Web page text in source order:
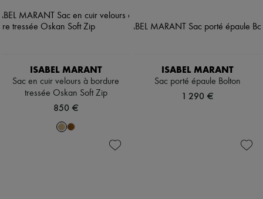
ISABEL MARANT
Sac en cuir velours à bordure
tressée Oskan Soft Zip
850 €
ISABEL MARANT
Sac porté épaule Bolton
1 290 €